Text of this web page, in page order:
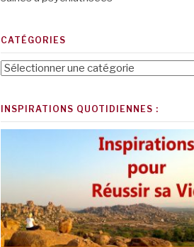
CATÉGORIES
Catégories
INSPIRATIONS QUOTIDIENNES :